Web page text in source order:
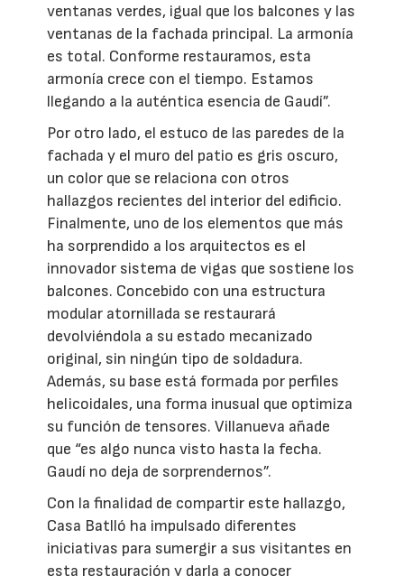
ventanas verdes, igual que los balcones y las
ventanas de la fachada principal. La armonía
es total. Conforme restauramos, esta
armonía crece con el tiempo. Estamos
llegando a la auténtica esencia de Gaudí”.
Por otro lado, el estuco de las paredes de la
fachada y el muro del patio es gris oscuro,
un color que se relaciona con otros
hallazgos recientes del interior del edificio.
Finalmente, uno de los elementos que más
ha sorprendido a los arquitectos es el
innovador sistema de vigas que sostiene los
balcones. Concebido con una estructura
modular atornillada se restaurará
devolviéndola a su estado mecanizado
original, sin ningún tipo de soldadura.
Además, su base está formada por perfiles
helicoidales, una forma inusual que optimiza
su función de tensores. Villanueva añade
que “es algo nunca visto hasta la fecha.
Gaudí no deja de sorprendernos”.
Con la finalidad de compartir este hallazgo,
Casa Batlló ha impulsado diferentes
iniciativas para sumergir a sus visitantes en
esta restauración y darla a conocer